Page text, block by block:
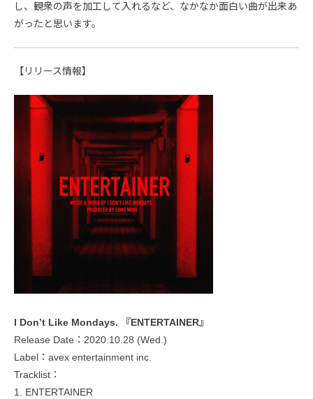
し、観衆の声を加工して入れるなど、なかなか面白い曲が出来あ
がったと思います。
【リリース情報】
I Don’t Like Mondays. 『ENTERTAINER』
Release Date：2020.10.28 (Wed.)
Label：avex entertainment inc.
Tracklist：
1. ENTERTAINER